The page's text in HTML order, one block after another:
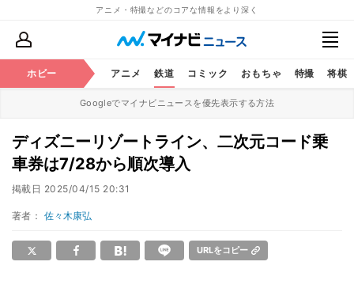
アニメ・特撮などのコアな情報をより深く
ホビー アニメ 鉄道 コミック おもちゃ 特撮 将棋
Googleでマイナビニュースを優先表示する方法
ディズニーリゾートライン、二次元コード乗
車券は7/28から順次導入
掲載日 2025/04/15 20:31
著者： 佐々木康弘
URLをコピー